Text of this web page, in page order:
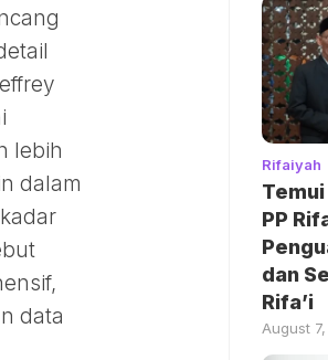
lebih
dalam
data
Rifaiyah
PP
dan
Rifa’i
August